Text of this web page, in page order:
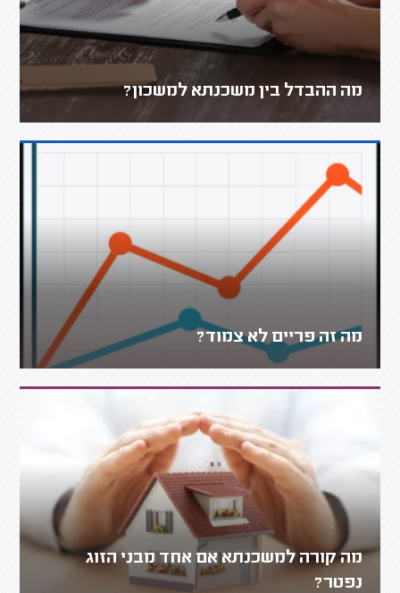
מה ההבדל בין משכנתא למשכון?
מה זה פריים לא צמוד?
מה קורה למשכנתא אם אחד מבני הזוג
נפטר?